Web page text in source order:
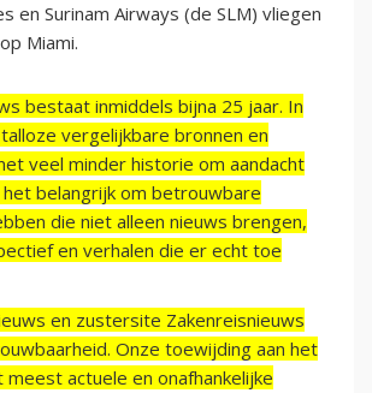
en Surinam Airways (de SLM) vliegen
Miami.
bestaat inmiddels bijna 25 jaar. In
vergelijkbare bronnen en
veel minder historie om aandacht
belangrijk om betrouwbare
die niet alleen nieuws brengen,
en verhalen die er echt toe
en zustersite Zakenreisnieuws
Onze toewijding aan het
actuele en onafhankelijke